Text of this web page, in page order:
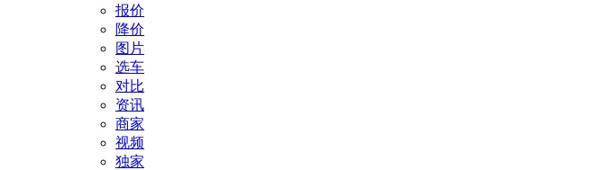
报价
降价
图片
选车
对比
资讯
商家
视频
独家